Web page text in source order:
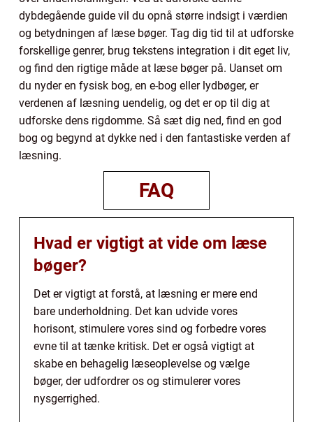
dybdegående guide vil du opnå større indsigt i værdien
og betydningen af læse bøger. Tag dig tid til at udforske
forskellige genrer, brug tekstens integration i dit eget liv,
og find den rigtige måde at læse bøger på. Uanset om
du nyder en fysisk bog, en e-bog eller lydbøger, er
verdenen af læsning uendelig, og det er op til dig at
udforske dens rigdomme. Så sæt dig ned, find en god
bog og begynd at dykke ned i den fantastiske verden af
læsning.
FAQ
Hvad er vigtigt at vide om læse
bøger?
Det er vigtigt at forstå, at læsning er mere end
bare underholdning. Det kan udvide vores
horisont, stimulere vores sind og forbedre vores
evne til at tænke kritisk. Det er også vigtigt at
skabe en behagelig læseoplevelse og vælge
bøger, der udfordrer os og stimulerer vores
nysgerrighed.